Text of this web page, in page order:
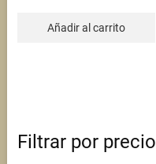
Añadir al carrito
Filtrar por precio